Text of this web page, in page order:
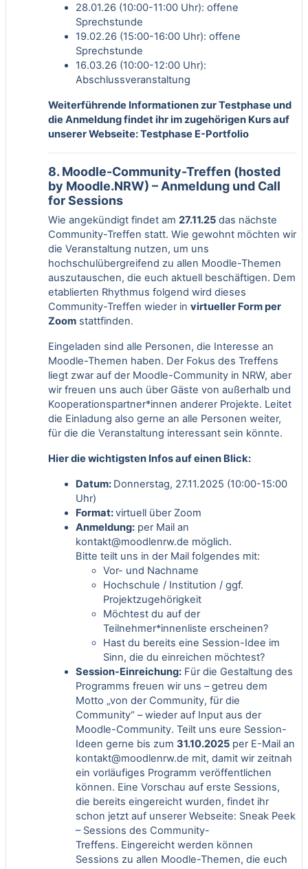
28.01.26 (10:00-11:00 Uhr): offene
Sprechstunde
19.02.26 (15:00-16:00 Uhr): offene
Sprechstunde
16.03.26 (10:00-12:00 Uhr):
Abschlussveranstaltung
Weiterführende Informationen zur Testphase und
die Anmeldung findet ihr im zugehörigen Kurs auf
unserer Webseite:Testphase E-Portfolio
8. Moodle-Community-Treffen (hosted
by Moodle.NRW) – Anmeldung und Call
for Sessions
Wie angekündigt findet am 27.11.25 das nächste
Community-Treffen statt. Wie gewohnt möchten wir
die Veranstaltung nutzen, um uns
hochschulübergreifend zu allen Moodle-Themen
auszutauschen, die euch aktuell beschäftigen. Dem
etablierten Rhythmus folgend wird dieses
Community-Treffen wieder in virtueller Form per
Zoom stattfinden.
Eingeladen sind alle Personen, die Interesse an
Moodle-Themen haben. Der Fokus des Treffens
liegt zwar auf der Moodle-Community in NRW, aber
wir freuen uns auch über Gäste von außerhalb und
Kooperationspartner*innen anderer Projekte. Leitet
die Einladung also gerne an alle Personen weiter,
für die die Veranstaltung interessant sein könnte.
Hier die wichtigsten Infos auf einen Blick:
Datum: Donnerstag, 27.11.2025 (10:00-15:00
Uhr)
Format:virtuell über Zoom
Anmeldung: per Mail an
kontakt@moodlenrw.de möglich.
Bitte teilt uns in der Mail folgendes mit:
Vor- und Nachname
Hochschule / Institution / ggf.
Projektzugehörigkeit
Möchtest du auf der
Teilnehmer*innenliste erscheinen?
Hast du bereits eine Session-Idee im
Sinn, die du einreichen möchtest?
Session-Einreichung: Für die Gestaltung des
Programms freuen wir uns – getreu dem
Motto „von der Community, für die
Community“ – wieder auf Input aus der
Moodle-Community. Teilt uns eure Session-
Ideen gerne bis zum 31.10.2025 per E-Mail an
kontakt@moodlenrw.de mit, damit wir zeitnah
ein vorläufiges Programm veröffentlichen
können. Eine Vorschau auf erste Sessions,
die bereits eingereicht wurden, findet ihr
schon jetzt auf unserer Webseite: Sneak Peek
– Sessions des Community-
Treffens. Eingereicht werden können
Sessions zu allen Moodle-Themen, die euch